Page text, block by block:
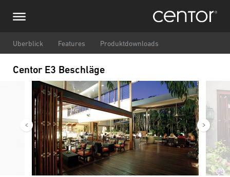
zum
Inhalt
Uberblick Features Produktdownloads
Centor E3 Beschläge
Bild
Stellen Sie eine Anfrage
Telefonnummer
DACH und BeNeLux
Nordamerika